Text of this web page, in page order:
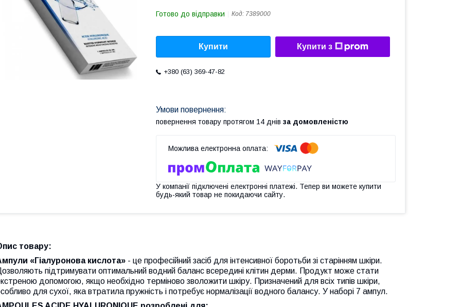
Готово до відправки Код: 7389000
Купити Купити з
+380 (63) 369-47-82
повернення товару протягом 14 днів за домовленістю
У компанії підключені електронні платежі. Тепер ви можете купити
будь-який товар не покидаючи сайту.
товару:
«Гіалуронова кислота» - це професійний засіб для інтенсивної боротьби зі старінням шкіри.
підтримувати оптимальний водний баланс всередині клітин дерми. Продукт може стати
допомогою, якщо необхідно терміново зволожити шкіру. Призначений для всіх типів шкіри,
для сухої, яка втратила пружність і потребує нормалізації водного балансу. У наборі 7 ампул.